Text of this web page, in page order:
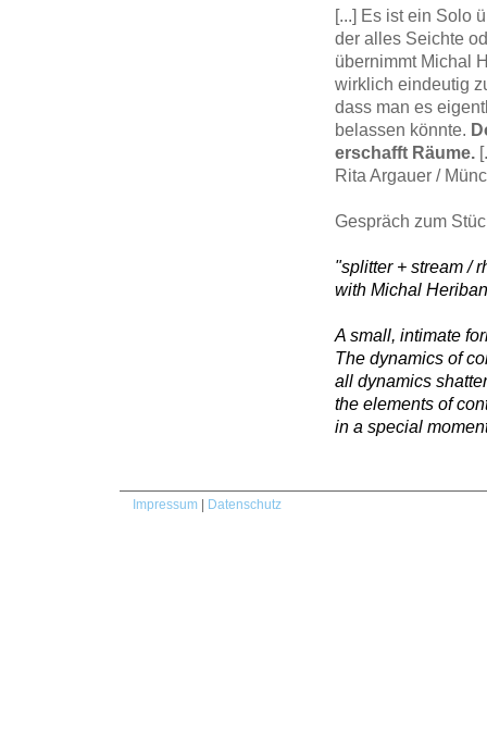
[...] Es ist ein Solo
der alles Seichte
übernimmt Michal
wirklich eindeutig
dass man es
belassen könnte.
erschafft Räume.
Rita Argauer /
Gespräch zum
"splitter + stream /
with Michal
A small, intimate
The dynamics of
all dynamics
the elements of
in a special
Impressum Datenschutz